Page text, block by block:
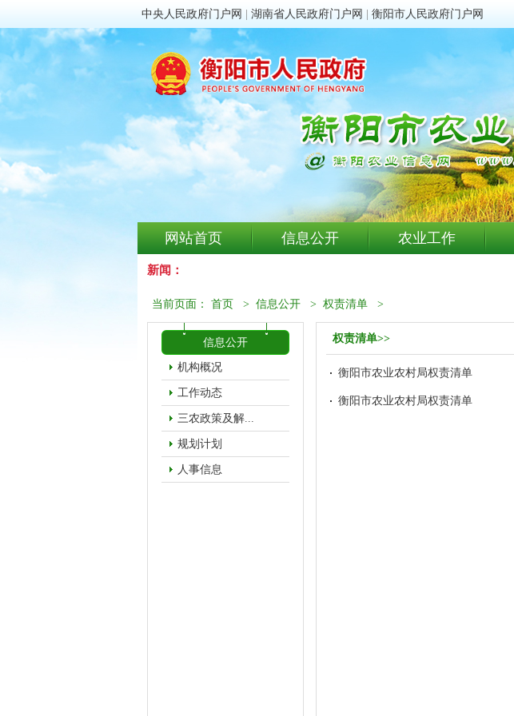
中央人民政府门户网 湖南省人民政府门户网 衡阳市人民政府门户网
网站首页 信息公开 农业工作
新闻：
当前页面： 首页 > 信息公开 > 权责清单 >
信息公开
机构概况
工作动态
三农政策及解...
规划计划
人事信息
权责清单>>
衡阳市农业农村局权责清单
衡阳市农业农村局权责清单